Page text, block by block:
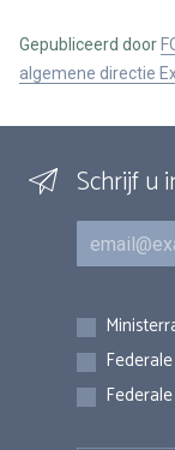
Gepubliceerd door
algemene directie
Schrijf u
E-mail